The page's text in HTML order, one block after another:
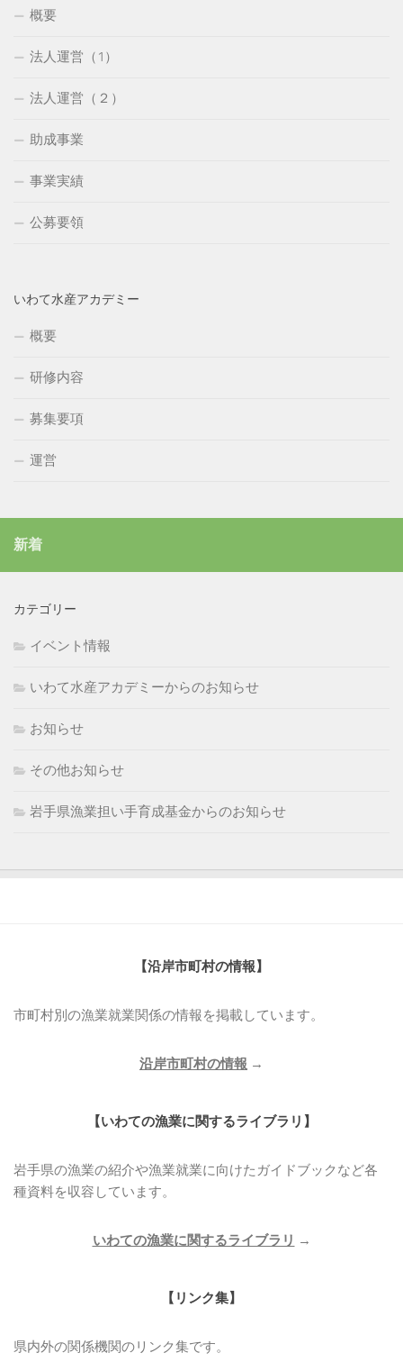
概要
法人運営（1）
法人運営（２）
助成事業
事業実績
公募要領
いわて水産アカデミー
概要
研修内容
募集要項
運営
新着
カテゴリー
イベント情報
いわて水産アカデミーからのお知らせ
お知らせ
その他お知らせ
岩手県漁業担い手育成基金からのお知らせ
【沿岸市町村の情報】
市町村別の漁業就業関係の情報を掲載しています。
沿岸市町村の情報 →
【いわての漁業に関するライブラリ】
岩手県の漁業の紹介や漁業就業に向けたガイドブックなど各
種資料を収容しています。
いわての漁業に関するライブラリ →
【リンク集】
県内外の関係機関のリンク集です。